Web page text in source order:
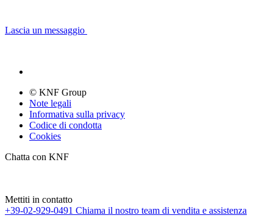
Lascia un messaggio
© KNF Group
Note legali
Informativa sulla privacy
Codice di condotta
Cookies
Chatta con KNF
Mettiti in contatto
+39-02-929-0491 Chiama il nostro team di vendita e assistenza